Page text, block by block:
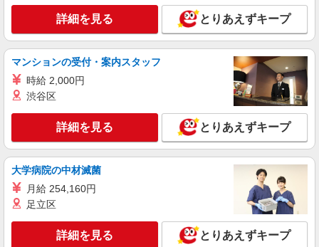
詳細を見る とりあえずキープ
マンションの受付・案内スタッフ
時給 2,000円
渋谷区
詳細を見る とりあえずキープ
大学病院の中材滅菌
月給 254,160円
足立区
詳細を見る とりあえずキープ